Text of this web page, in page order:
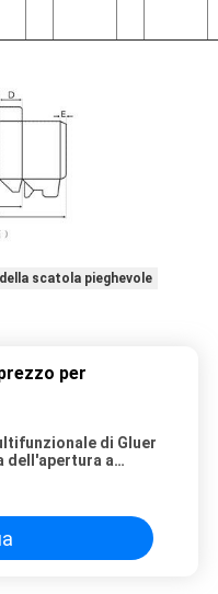
scatola pieghevole
per
di Gluer
dell'apertura a